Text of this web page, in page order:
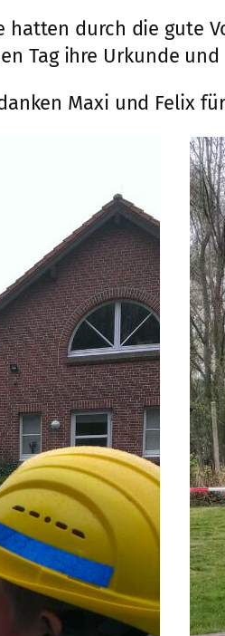
hatten durch die gute
Tag ihre Urkunde
Maxi und Felix